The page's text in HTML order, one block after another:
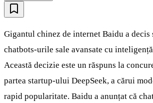
Gigantul chinez de internet Baidu a decis
chatbots-urile sale avansate cu
Această decizie este un răspuns la
partea startup-ului DeepSeek, a cărui
rapid popularitate. Baidu a anunțat că